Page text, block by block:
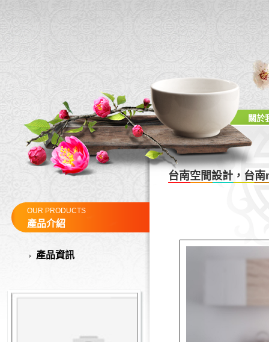
關於
OUR PRODUCTS
產品介紹
產品資訊
台南空間設計，台